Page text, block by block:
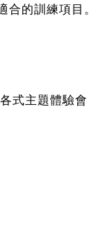
合的訓練項目。
式主題體驗會